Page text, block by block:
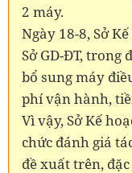
2 máy.
Ngày 18-8, Sở
Sở GD-ĐT, trong
bổ sung máy
phí vận hành,
Vì vậy, Sở Kế
chức đánh giá
đề xuất trên,